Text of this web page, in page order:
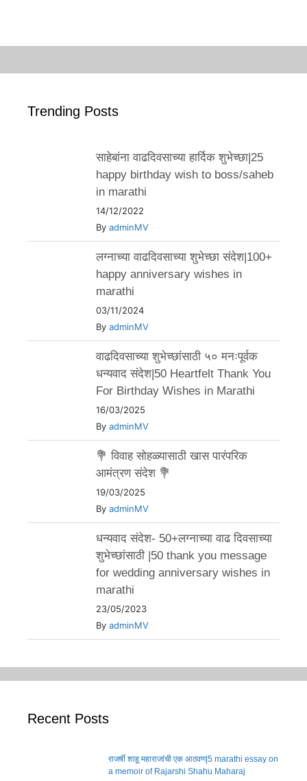
Trending Posts
साहेबांना वाढदिवसाच्या हार्दिक शुभेच्छा|25
happy birthday wish to boss/saheb
in marathi
14/12/2022
By adminMV
लग्नाच्या वाढदिवसाच्या शुभेच्छा संदेश|100+
happy anniversary wishes in
marathi
03/11/2024
By adminMV
वाढदिवसाच्या शुभेच्छांसाठी ५० मनःपूर्वक
धन्यवाद संदेश|50 Heartfelt Thank You
For Birthday Wishes in Marathi
16/03/2025
By adminMV
💐 विवाह सोहळ्यासाठी खास पारंपरिक
आमंत्रण संदेश 💐
19/03/2025
By adminMV
धन्यवाद संदेश- 50+लग्नाच्या वाढ दिवसाच्या
शुभेच्छांसाठी |50 thank you message
for wedding anniversary wishes in
marathi
23/05/2023
By adminMV
Recent Posts
राजर्षी शाहू महाराजांची एक आठवण|5 marathi essay on
a memoir of Rajarshi Shahu Maharaj